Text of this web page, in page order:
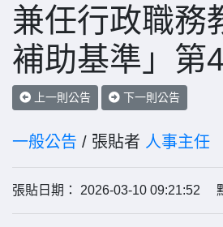
兼任行政職務
補助基準」第
上一則公告 下一則公告
一般公告 / 張貼者 人事主任
張貼日期： 2026-03-10 09:21:52